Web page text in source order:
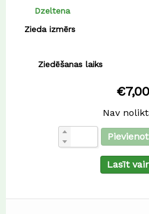
75 cm
80 cm
Dzeltena
Zieda izmērs
Ziedēšanas laiks
€7,00
Nav
Lasīt